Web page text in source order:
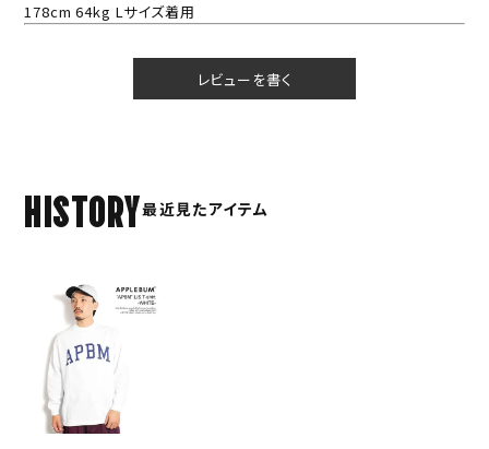
178cm 64kg Lサイズ着用
レビューを書く
HISTORY最近見たアイテム